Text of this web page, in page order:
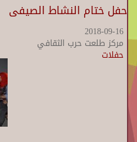
حفل ختام النشاط الصيفى
2018-09-16
مركز طلعت حرب الثقافي
حفلات